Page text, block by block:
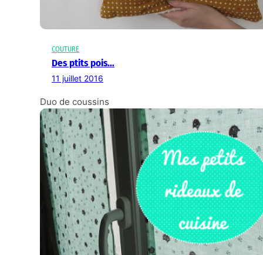
COUTURE
Des ptits pois…
11 juillet 2016
Duo de coussins